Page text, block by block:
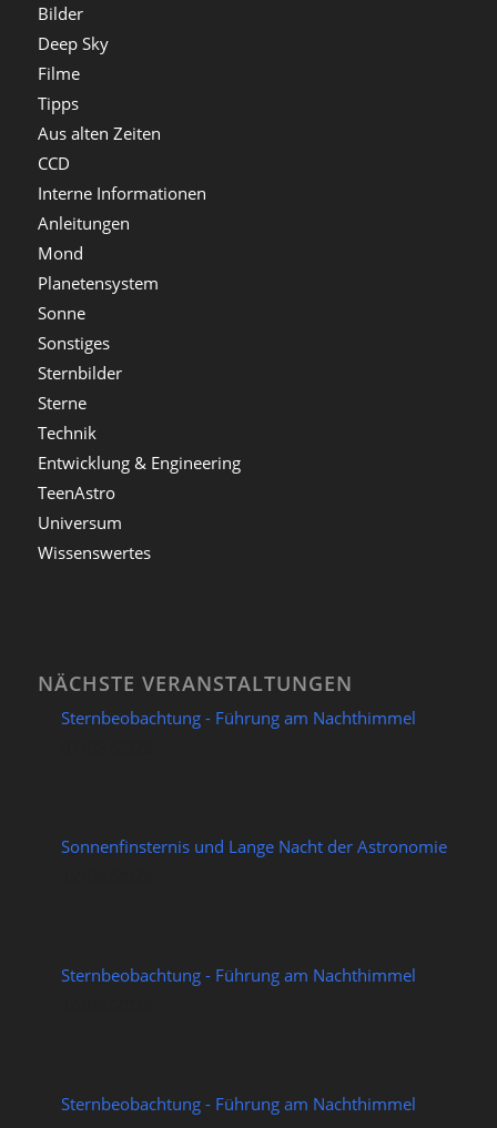
Bilder
Deep Sky
Filme
Tipps
Aus alten Zeiten
CCD
Interne Informationen
Anleitungen
Mond
Planetensystem
Sonne
Sonstiges
Sternbilder
Sterne
Technik
Entwicklung & Engineering
TeenAstro
Universum
Wissenswertes
NÄCHSTE VERANSTALTUNGEN
Sternbeobachtung - Führung am Nachthimmel
Sonnenfinsternis und Lange Nacht der Astronomie
Sternbeobachtung - Führung am Nachthimmel
Sternbeobachtung - Führung am Nachthimmel